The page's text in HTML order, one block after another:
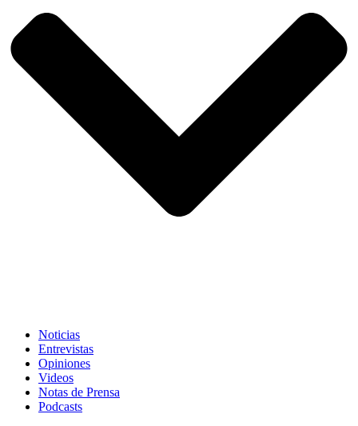
Noticias
Entrevistas
Opiniones
Videos
Notas de Prensa
Podcasts